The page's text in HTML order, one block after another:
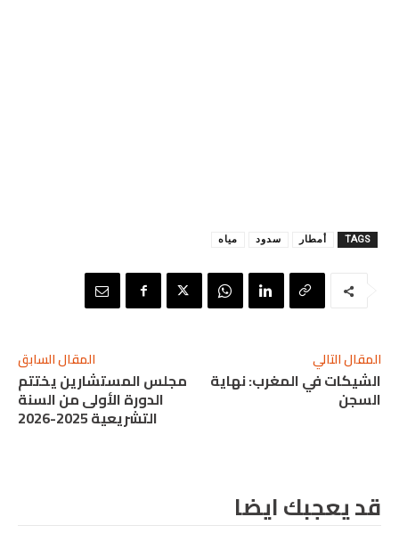
TAGS أمطار سدود مياه
المقال السابق
مجلس المستشارين يختتم
الدورة الأولى من السنة
التشريعية 2025-2026
المقال التالي
الشيكات في المغرب: نهاية
السجن
قد يعجبك ايضا